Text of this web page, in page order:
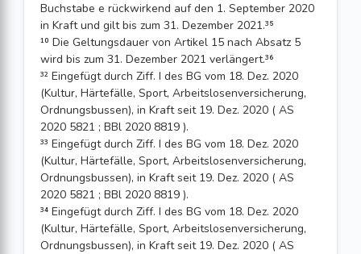
Buchstabe e rückwirkend auf den 1. September 2020
in Kraft und gilt bis zum 31. Dezember 2021.³⁵
¹⁰ Die Geltungsdauer von Artikel 15 nach Absatz 5
wird bis zum 31. Dezember 2021 verlängert.³⁶
³² Eingefügt durch Ziff. I des BG vom 18. Dez. 2020
(Kultur, Härtefälle, Sport, Arbeits­losenversicherung,
Ordnungsbussen), in Kraft seit 19. Dez. 2020 ( AS
2020 5821 ; BBl 2020 8819 ).
³³ Eingefügt durch Ziff. I des BG vom 18. Dez. 2020
(Kultur, Härtefälle, Sport, Arbeits­losenversicherung,
Ordnungsbussen), in Kraft seit 19. Dez. 2020 ( AS
2020 5821 ; BBl 2020 8819 ).
³⁴ Eingefügt durch Ziff. I des BG vom 18. Dez. 2020
(Kultur, Härtefälle, Sport, Arbeits­losenversicherung,
Ordnungsbussen), in Kraft seit 19. Dez. 2020 ( AS